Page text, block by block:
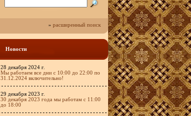
» расширенный поиск
Новости
28 декабря 2024 г.
Мы работаем все дни с 10:00 до 22:00 по
31.12.2024 включительно!
29 декабря 2023 г.
30 декабря 2023 года мы работам с 11:00
до 18:00